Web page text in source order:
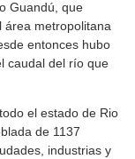
Guandú, que
área metropolitana
entonces hubo
caudal del río que
el estado de Rio
de 1137
industrias y